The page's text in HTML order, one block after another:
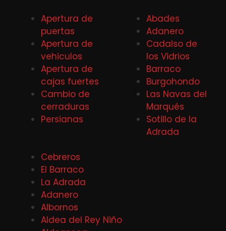
Apertura de
puertas
Apertura de
vehiculos
Apertura de
cajas fuertes
Cambio de
cerraduras
Persianas
Abades
Adanero
Cadalso de
los Vidrios
Barraco
Burgohondo
Las Navas del
Marqués
Sotillo de la
Adrada
Cebreros
El Barraco
La Adrada
Adanero
Albornos
Aldea del Rey Niño